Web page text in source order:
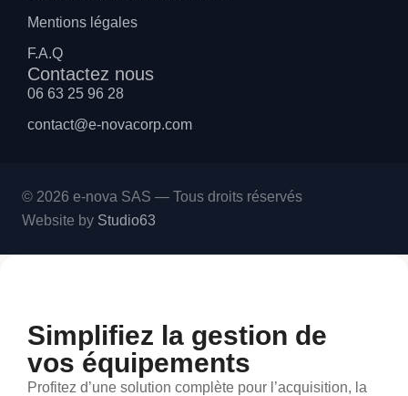
Mentions légales
F.A.Q
Contactez nous
06 63 25 96 28
contact@e-novacorp.com
© 2026 e-nova SAS — Tous droits réservés
Website by Studio63
Simplifiez la gestion de
vos équipements
Profitez d’une solution complète pour l’acquisition, la